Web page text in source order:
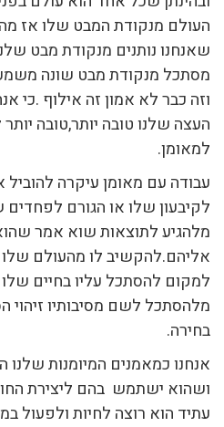
העולם מנקודת המבט שלו אז
שאנחנו נותנים מנקודת מבט
מסתכל מנקודת מבט שונה
וזה כבר לא אמון זה אילוף .כי
העצה שלנו טובה יותר,טובה
למאומן.
עבודה עם מאומן עיקרה
לקיבעון שלו או הגורם
מלהגיע לתוצאות שוא אמר
אליהם.להקשיב לו מהעולם שלו
למקום להסתכל עליו בחיים
מלהסתכל לשם מסיבותיו
בחירה.
אנחנו כמאמנים המיומנות שלנו
ושהוא ישתמש בהם ליצירת
עתיד הוא רוצה לחיות ולפעול